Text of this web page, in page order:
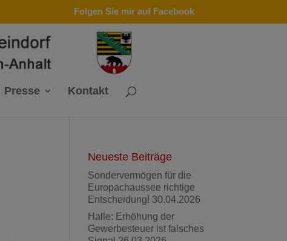
Folgen Sie mir auf Facebook
Presse Kontakt
Neueste Beiträge
Sondervermögen für die
Europachaussee richtige
Entscheidung! 30.04.2026
Halle: Erhöhung der
Gewerbesteuer ist falsches